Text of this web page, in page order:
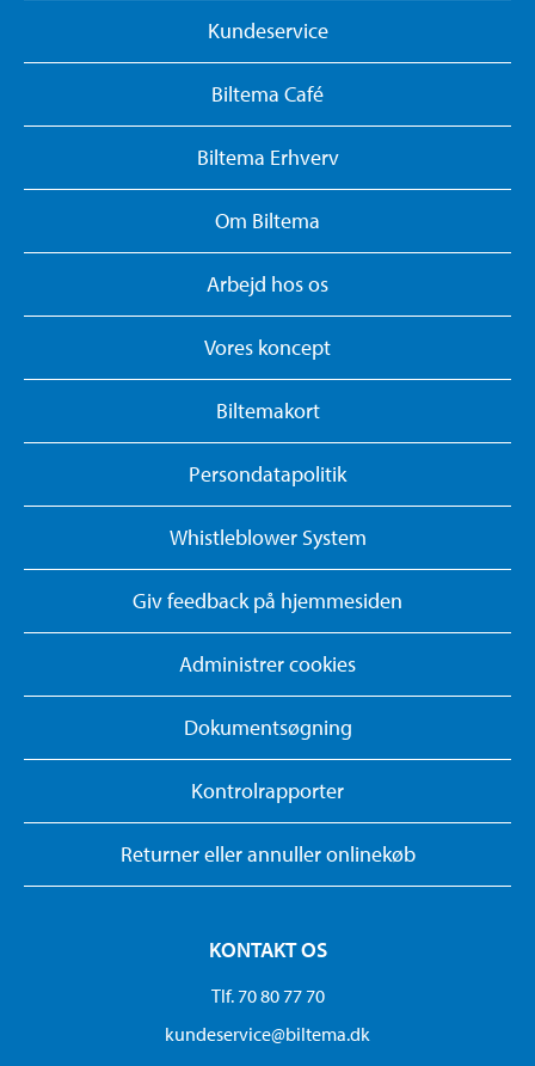
Kundeservice
Biltema Café
Biltema Erhverv
Om Biltema
Arbejd hos os
Vores koncept
Biltemakort
Persondatapolitik
Whistleblower System
Giv feedback på hjemmesiden
Administrer cookies
Dokumentsøgning
Kontrolrapporter
Returner eller annuller onlinekøb
KONTAKT OS
Tlf. 70 80 77 70
kundeservice@biltema.dk